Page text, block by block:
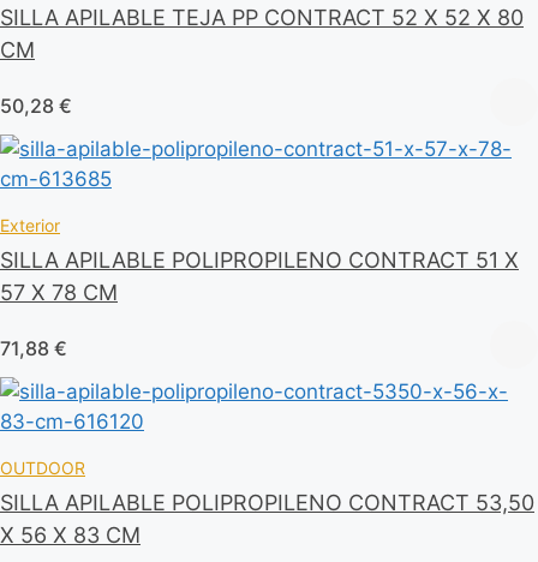
SILLA APILABLE TEJA PP CONTRACT 52 X 52 X 80
CM
50,28 €
Exterior
SILLA APILABLE POLIPROPILENO CONTRACT 51 X
57 X 78 CM
71,88 €
OUTDOOR
SILLA APILABLE POLIPROPILENO CONTRACT 53,50
X 56 X 83 CM